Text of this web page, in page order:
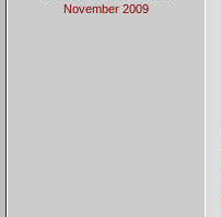
November 2009